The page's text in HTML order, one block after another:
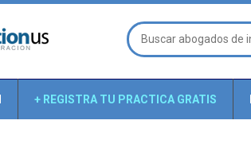
+ REGISTRA TU PRACTICA GRATIS